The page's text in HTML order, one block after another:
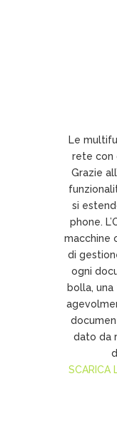
Le
rete con
Grazie
si
phone.
macchine
di
ogni
bolla,
dato da
SCARICA